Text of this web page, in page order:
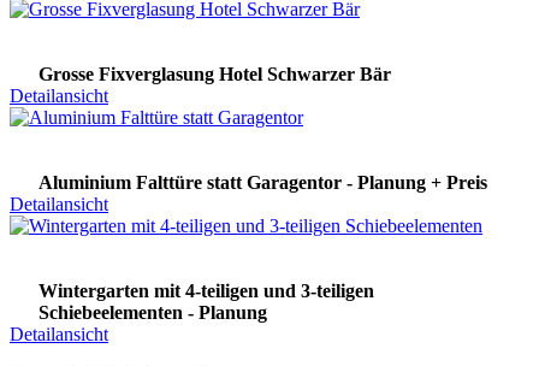
Grosse Fixverglasung Hotel Schwarzer Bär
Detailansicht
Aluminium Falttüre statt Garagentor - Planung + Preis
Detailansicht
Wintergarten mit 4-teiligen und 3-teiligen
Schiebeelementen - Planung
Detailansicht